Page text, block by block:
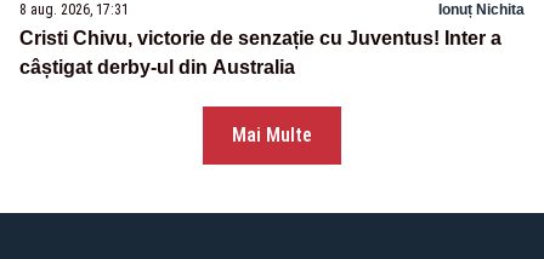
8 aug. 2026, 17:31 Ionuț Nichita
Cristi Chivu, victorie de senzație cu Juventus! Inter a
câștigat derby-ul din Australia
Mai Multe